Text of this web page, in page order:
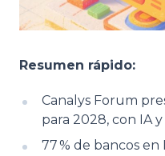
Resumen rápido:
Canalys Forum
para 2028, con IA
77 % de bancos